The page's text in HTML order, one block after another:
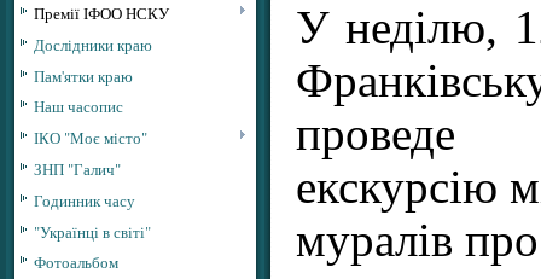
Премії ІФОО НСКУ
Дослідники краю
Пам'ятки краю
Наш часопис
ІКО "Моє місто"
ЗНП "Галич"
Годинник часу
"Українці в світі"
Фотоальбом
У неділю,
екскурсію
муралів